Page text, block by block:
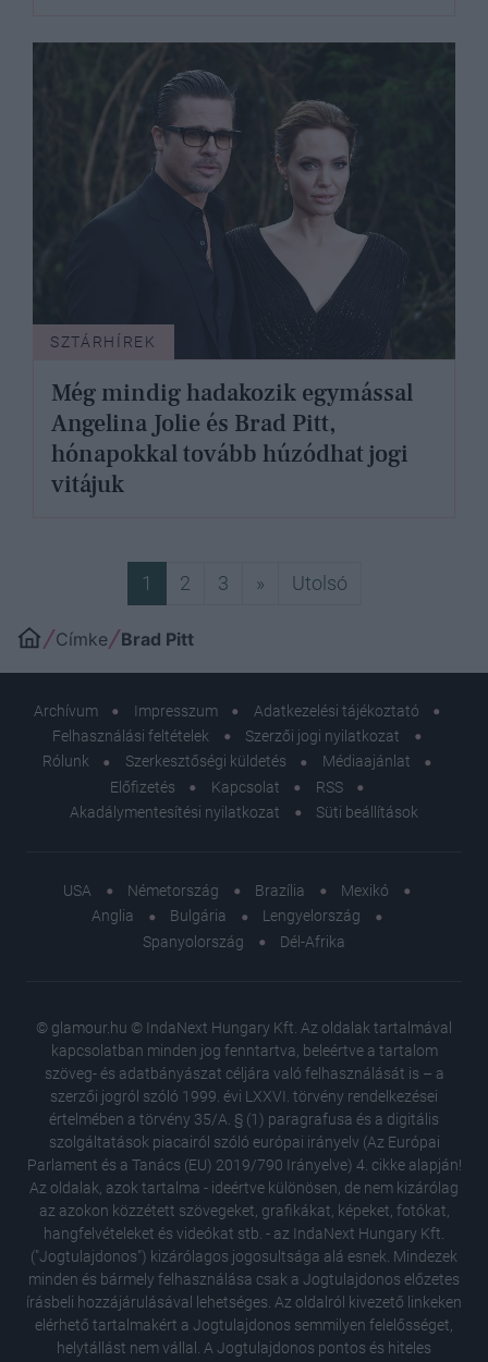
SZTÁRHÍREK
Még mindig hadakozik egymással
Angelina Jolie és Brad Pitt,
hónapokkal tovább húzódhat jogi
vitájuk
1 2 3 »Következő
UtolsóUtolsó
Címke Brad Pitt
Archívum Impresszum
Adatkezelési tájékoztató
Felhasználási feltételek
Szerzői jogi nyilatkozat
Rólunk
Szerkesztőségi küldetés
Médiaajánlat
Előfizetés
Kapcsolat
RSS
Akadálymentesítési nyilatkozat
Süti beállítások
USA Németország Brazília
Mexikó
Anglia
Bulgária
Lengyelország
Spanyolország
Dél-Afrika
© glamour.hu © IndaNext Hungary Kft. Az oldalak tartalmával
kapcsolatban minden jog fenntartva, beleértve a tartalom
szöveg- és adatbányászat céljára való felhasználását is – a
szerzői jogról szóló 1999. évi LXXVI. törvény rendelkezései
értelmében a törvény 35/A. § (1) paragrafusa és a digitális
szolgáltatások piacairól szóló európai irányelv (Az Európai
Parlament és a Tanács (EU) 2019/790 Irányelve) 4. cikke alapján!
Az oldalak, azok tartalma - ideértve különösen, de nem kizárólag
az azokon közzétett szövegeket, grafikákat, képeket, fotókat,
hangfelvételeket és videókat stb. - az IndaNext Hungary Kft.
("Jogtulajdonos") kizárólagos jogosultsága alá esnek. Mindezek
minden és bármely felhasználása csak a Jogtulajdonos előzetes
írásbeli hozzájárulásával lehetséges. Az oldalról kivezető linkeken
elérhető tartalmakért a Jogtulajdonos semmilyen felelősséget,
helytállást nem vállal. A Jogtulajdonos pontos és hiteles